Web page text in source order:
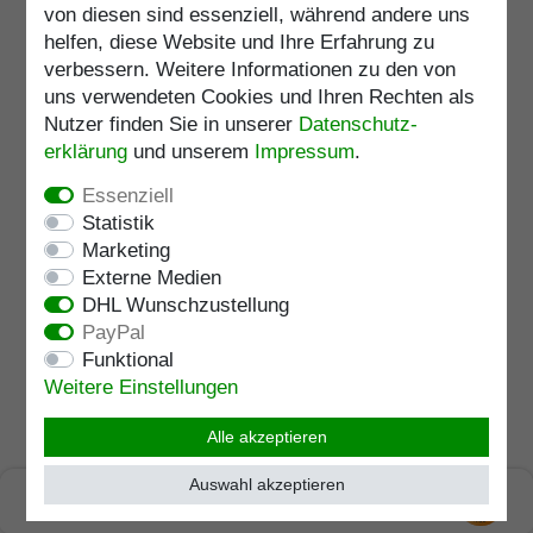
inkl. ges. MwSt. zzgl.
Artikelnummer 3423
Merkliste
Belastbarkeit: 100kg
Verstellbar:75 - 100cm
Fritzgriff aus massivem
Silberzinn glatt, Stock aus
Eschenholz dunkel geflammt
UVP 142,95 €
Artikelnummer
Merkliste
von diesen sind essenziell, während andere uns
helfen, diese Website und Ihre Erfahrung zu
verbessern. Weitere Informationen zu den von
uns verwendeten Cookies und Ihren Rechten als
Nutzer finden Sie in unserer Daten­schutz­
erklärung und unserem Impressum.
Essenziell
Statistik
Marketing
Externe Medien
DHL Wunschzustellung
PayPal
Funktional
Weitere Einstellungen
Alle akzeptieren
Auswahl akzeptieren
SEHR GUT